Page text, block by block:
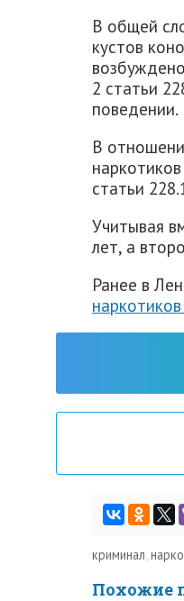
В общей
кустов
2 статьи
поведении.
В
статьи
Учитывая
лет, а
Ранее в
криминал,
Похожие